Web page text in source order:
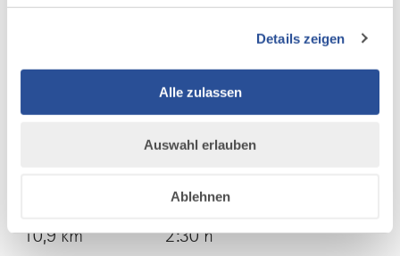
Details zeigen
Alle zulassen
Auswahl erlauben
Ablehnen
Himmelsstürmer Route der
Wandertrilogie Allgäu - Etappe 22 -
Schattwald/Tannheimer Tal -
©
10,9 km 2:30 h